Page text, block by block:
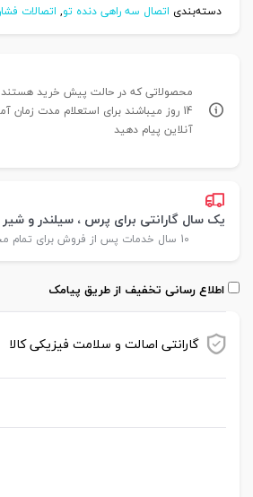
دسته‌بندی اتصال سه راهی دنده تو, اتصالات
14 روز میباشند برای استعلام مدت زمان
آنلاین پیام دهید
یک سال گارانتی برای پرس ، سیلندر و
10 سال خدمات پس از فروش برای تمام محصولات
اطلاع رسانی تخفیف از طریق پیامک
گارانتی اصالت و سلامت فیزیکی کالا